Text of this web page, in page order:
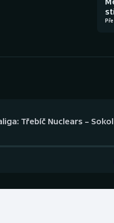
Třebíč Nuclears –